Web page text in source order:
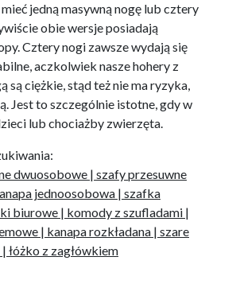
jedną masywną nogę lub cztery
obie wersje posiadają
Cztery nogi zawsze wydają się
aczkolwiek nasze hohery z
są ciężkie, stąd też nie ma ryzyka,
Jest to szczególnie istotne, gdy w
lub chociażby zwierzęta.
dwuosobowe | szafy przesuwne
jednoosobowa | szafka
biurowe | komody z szufladami |
| kanapa rozkładana | szare
| łóżko z zagłówkiem